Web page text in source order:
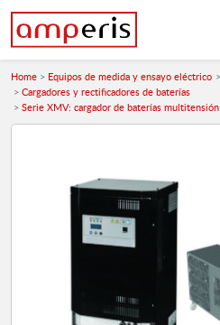
Home Equipos de medida y ensayo eléctrico
Cargadores y rectificadores de baterías
Serie XMV: cargador de baterías multitensión